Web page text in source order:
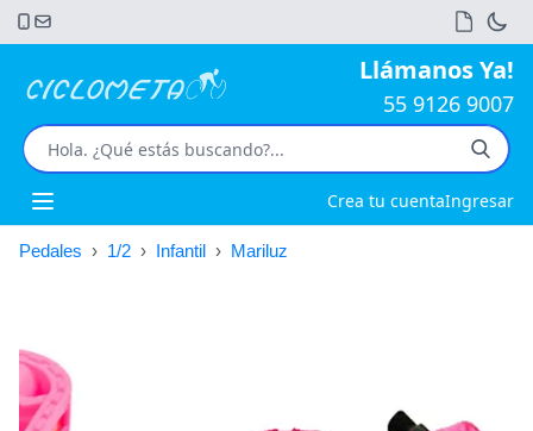
Llámanos Ya!
55 9126 9007
Open main menu Crea tu cuentaIngresar
Pedales › 1/2 › Infantil › Mariluz